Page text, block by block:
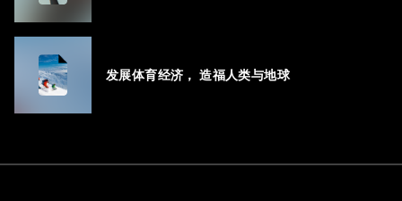
发展体育经济， 造福人类与地球